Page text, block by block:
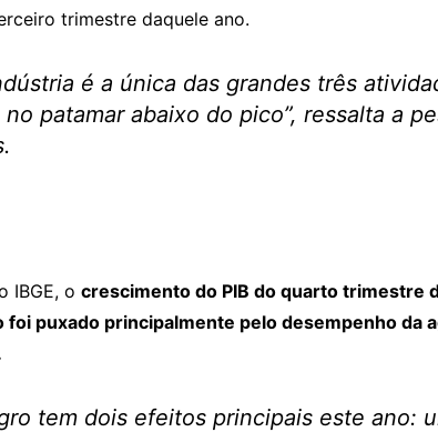
trimestre daquele ano.
é a única das grandes três
no patamar abaixo do pico”, ressalta a
.
IBGE, o crescimento do PIB do quarto trimestre
foi puxado principalmente pelo desempenho da
tem dois efeitos principais este ano: